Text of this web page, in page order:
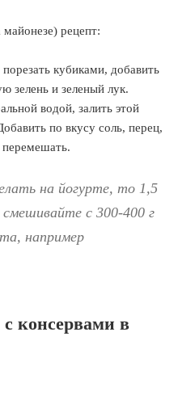
рецепт:
кубиками, добавить
зелень и зеленый лук.
водой, залить этой
по вкусу соль, перец,
на йогурте, то 1,5
с 300-400 г
например
консервами в